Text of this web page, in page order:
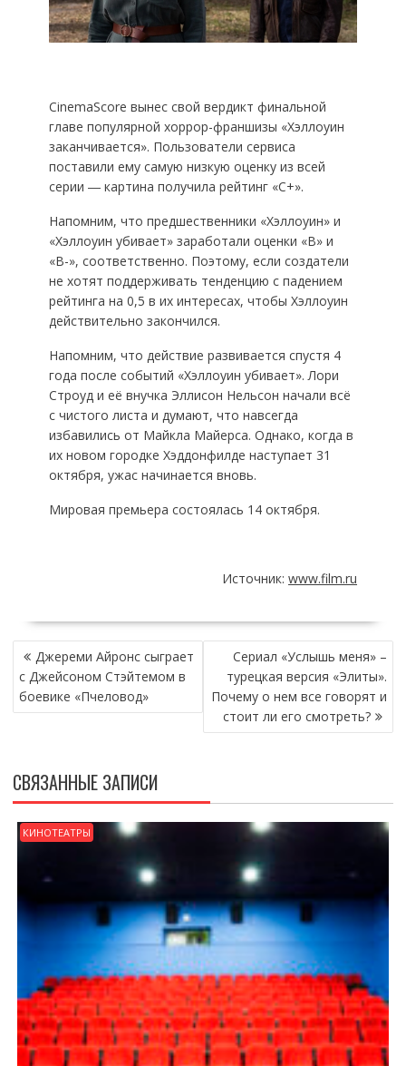
CinemaScore вынес свой вердикт финальной
главе популярной хоррор-франшизы «Хэллоуин
заканчивается». Пользователи сервиса
поставили ему самую низкую оценку из всей
серии ― картина получила рейтинг «С+».
Напомним, что предшественники «Хэллоуин» и
«Хэллоуин убивает» заработали оценки «В» и
«В-», соответственно. Поэтому, если создатели
не хотят поддерживать тенденцию с падением
рейтинга на 0,5 в их интересах, чтобы Хэллоуин
действительно закончился.
Напомним, что действие развивается спустя 4
года после событий «Хэллоуин убивает». Лори
Строуд и её внучка Эллисон Нельсон начали всё
с чистого листа и думают, что навсегда
избавились от Майкла Майерса. Однако, когда в
их новом городке Хэддонфилде наступает 31
октября, ужас начинается вновь.
Мировая премьера состоялась 14 октября.
Источник:www.film.ru
НАВИГАЦИЯ
ПО
ЗАПИСЯМ
Джереми Айронс сыграет
с Джейсоном Стэйтемом в
боевике «Пчеловод»
Сериал «Услышь меня» –
турецкая версия «Элиты».
Почему о нем все говорят и
стоит ли его смотреть?
СВЯЗАННЫЕ ЗАПИСИ
КИНОТЕАТРЫ